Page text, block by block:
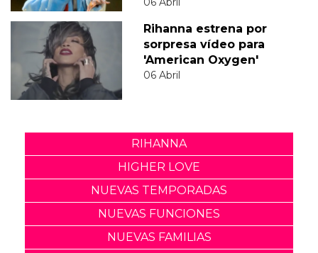
Rihanna estrena por
sorpresa vídeo para
'American Oxygen'
06 Abril
RIHANNA
HIGHER LOVE
NUEVAS TEMPORADAS
NUEVAS FUNCIONES
NUEVAS FAMILIAS